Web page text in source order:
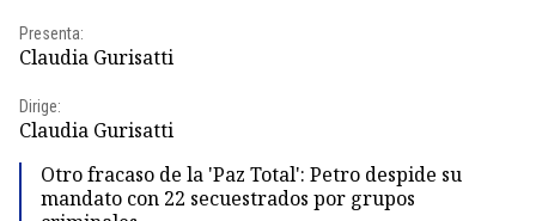
Presenta:
Claudia Gurisatti
Dirige:
Claudia Gurisatti
Otro fracaso de la 'Paz Total': Petro despide su
mandato con 22 secuestrados por grupos